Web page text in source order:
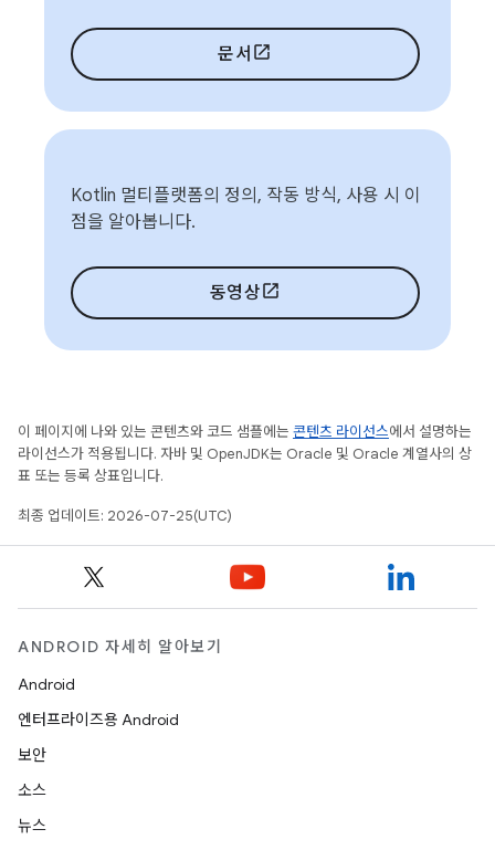
문서
Kotlin 멀티플랫폼의 정의, 작동 방식, 사용 시 이
점을 알아봅니다.
동영상
이 페이지에 나와 있는 콘텐츠와 코드 샘플에는 콘텐츠 라이선스에서 설명하는
라이선스가 적용됩니다. 자바 및 OpenJDK는 Oracle 및 Oracle 계열사의 상
표 또는 등록 상표입니다.
최종 업데이트: 2026-07-25(UTC)
ANDROID 자세히 알아보기
Android
엔터프라이즈용 Android
보안
소스
뉴스